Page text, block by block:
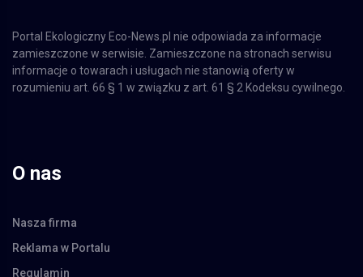
zamieszczone w serwisie. Zamieszczone na stronach serwisu
informacje o towarach i usługach nie stanowią oferty w
rozumieniu art. 66 § 1 w związku z art. 61 § 2 Kodeksu cywilnego.
Reklama w Portalu
Regulamin